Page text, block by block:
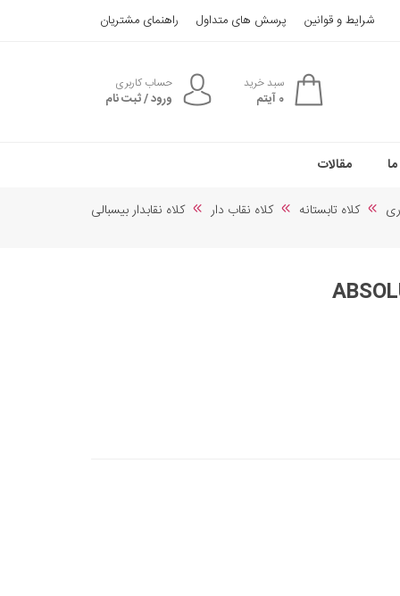
شرایط و قوانین پرسش های متداول راهنمای مشتریان
سبد خرید
0آیتم
حساب کاربری
ورود / ثبت نام
مقالات
کلاه تابستانه کلاه نقاب دار کلاه نقابدار بیسبالی